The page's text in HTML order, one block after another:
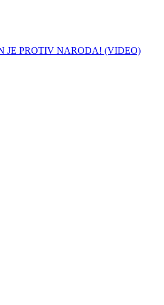
JE PROTIV NARODA! (VIDEO)